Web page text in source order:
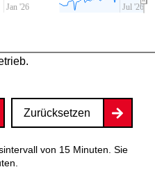
Jan '26 Jul '26
Zurücksetzen
von 15 Minuten. Sie